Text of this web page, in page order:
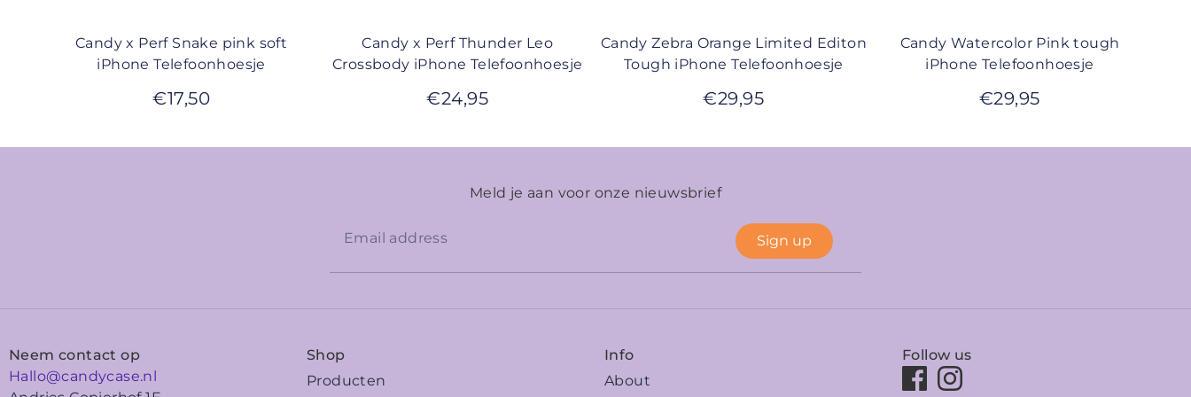
Candy x Perf Snake pink soft
iPhone Telefoonhoesje
€17,50
Candy x Perf Thunder Leo
Crossbody iPhone Telefoonhoesje
€24,95
Candy Zebra Orange Limited Editon
Tough iPhone Telefoonhoesje
€29,95
Candy Watercolor Pink tough
iPhone Telefoonhoesje
€29,95
Meld je aan voor onze nieuwsbrief
Sign up
Neem contact op
Hallo@candycase.nl
Shop
Producten
Info
About
Follow us